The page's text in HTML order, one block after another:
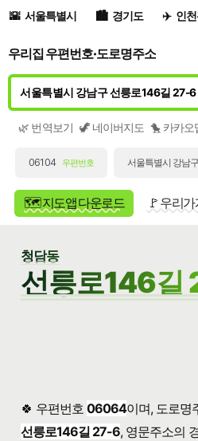
서울특별시 경기도 인천
우리집 우편번호·도로명주소
🌿 번역보기 🦖 네이버지도 🐤 카카오
06104 우편번호 서울특별시 강남
🗺️ 지도앱 다운로드 🚩 우리
청담동
선릉로146길
🍀 우편번호 06064이며, 도로명
선릉로146길 27-6, 영문주소의